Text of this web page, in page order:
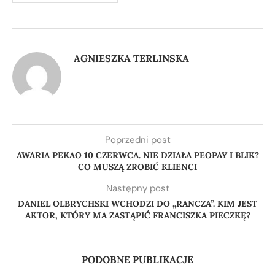
AGNIESZKA TERLINSKA
Poprzedni post
AWARIA PEKAO 10 CZERWCA. NIE DZIAŁA PEOPAY I BLIK?
CO MUSZĄ ZROBIĆ KLIENCI
Następny post
DANIEL OLBRYCHSKI WCHODZI DO „RANCZA”. KIM JEST
AKTOR, KTÓRY MA ZASTĄPIĆ FRANCISZKA PIECZKĘ?
PODOBNE PUBLIKACJE